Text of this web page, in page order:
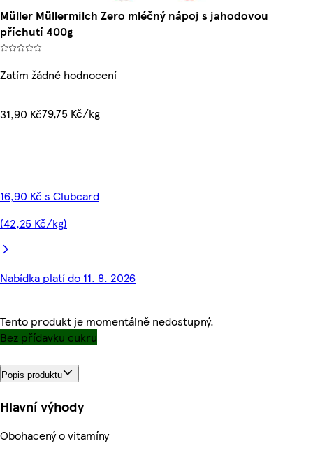
Müller Müllermilch Zero mléčný nápoj s jahodovou
příchutí 400g
Zatím žádné hodnocení
31,90 Kč79,75 Kč/kg
16,90 Kč s Clubcard
(42,25 Kč/kg)
Nabídka platí do 11. 8. 2026
Tento produkt je momentálně nedostupný.
Bez přídavku cukru
Popis produktu
Hlavní výhody
Obohacený o vitamíny